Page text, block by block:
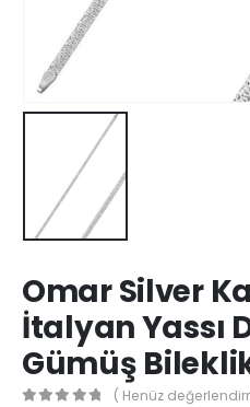
Omar Silver
İtalyan Yassı
Gümüş
( Henüz